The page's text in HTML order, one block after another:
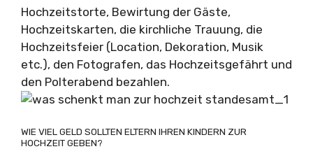
Hochzeitstorte, Bewirtung der Gäste,
Hochzeitskarten, die kirchliche Trauung, die
Hochzeitsfeier (Location, Dekoration, Musik
etc.), den Fotografen, das Hochzeitsgefährt und
den Polterabend bezahlen.
WIE VIEL GELD SOLLTEN ELTERN IHREN KINDERN ZUR
HOCHZEIT GEBEN?